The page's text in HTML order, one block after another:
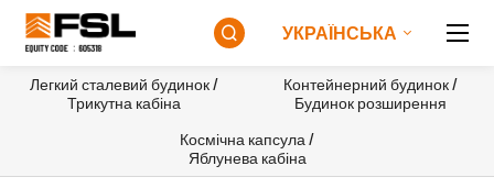
 УКРАЇНСЬКА
Легкий сталевий будинок /
Трикутна кабіна
Контейнерний будинок /
Будинок розширення
Космічна капсула /
Яблунева кабіна